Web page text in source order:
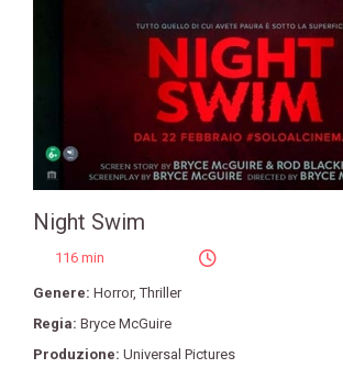
Night Swim
116 min
Genere: Horror,Thriller
Regia: Bryce McGuire
Produzione: Universal Pictures